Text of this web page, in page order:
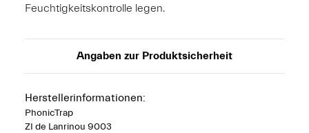
Feuchtigkeitskontrolle legen.
Angaben zur Produktsicherheit
Herstellerinformationen:
PhonicTrap
ZI de Lanrinou 9003